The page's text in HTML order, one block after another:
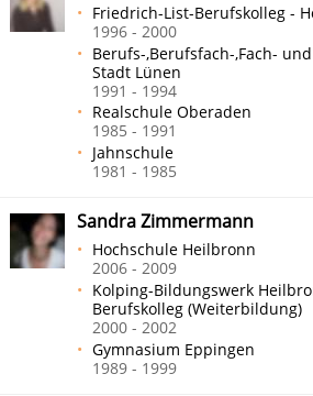
Friedrich-List-Berufskolleg -
1996 - 2000
Berufs-,Berufsfach-,Fach-
Stadt Lünen
1991 - 1994
Realschule Oberaden
1985 - 1991
Jahnschule
1981 - 1985
Sandra Zimmermann
Hochschule Heilbronn
2006 - 2009
Kolping-Bildungswerk
Berufskolleg (Weiterbildung)
2000 - 2002
Gymnasium Eppingen
1989 - 1999